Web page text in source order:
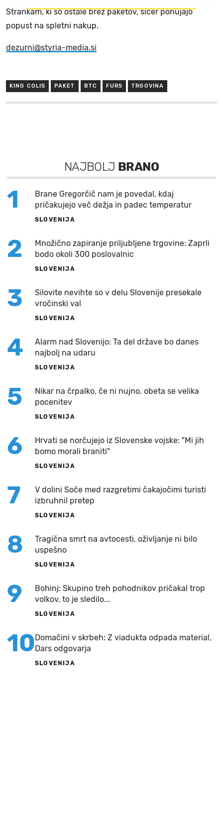
Strankam, ki so ostale brez paketov, sicer ponujajo
popust na spletni nakup.
dezurni@styria-media.si
KING COLIS PAKET BTC FURS TRGOVINA
NAJBOLJ BRANO
1
Brane Gregorčič nam je povedal, kdaj
pričakujejo več dežja in padec temperatur
SLOVENIJA
2
Množično zapiranje priljubljene trgovine: Zaprli
bodo okoli 300 poslovalnic
SLOVENIJA
3
Silovite nevihte so v delu Slovenije presekale
vročinski val
SLOVENIJA
4
Alarm nad Slovenijo: Ta del države bo danes
najbolj na udaru
SLOVENIJA
5
Nikar na črpalko, če ni nujno, obeta se velika
pocenitev
SLOVENIJA
6
Hrvati se norčujejo iz Slovenske vojske: "Mi jih
bomo morali braniti"
SLOVENIJA
7
V dolini Soče med razgretimi čakajočimi turisti
izbruhnil pretep
SLOVENIJA
8
Tragična smrt na avtocesti, oživljanje ni bilo
uspešno
SLOVENIJA
9
Bohinj: Skupino treh pohodnikov pričakal trop
volkov, to je sledilo...
SLOVENIJA
10 Domačini v skrbeh: Z viadukta odpada material,
Dars odgovarja
SLOVENIJA